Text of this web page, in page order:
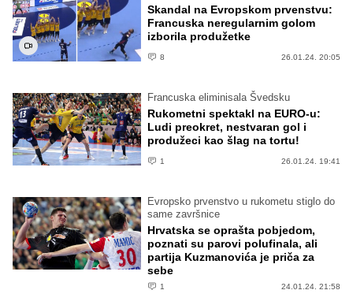
Skandal na Evropskom prvenstvu:
Francuska neregularnim golom
izborila produžetke
8 26.01.24. 20:05
Francuska eliminisala Švedsku
Rukometni spektakl na EURO-u:
Ludi preokret, nestvaran gol i
produžeci kao šlag na tortu!
1 26.01.24. 19:41
Evropsko prvenstvo u rukometu stiglo do
same završnice
Hrvatska se oprašta pobjedom,
poznati su parovi polufinala, ali
partija Kuzmanovića je priča za
sebe
1 24.01.24. 21:58